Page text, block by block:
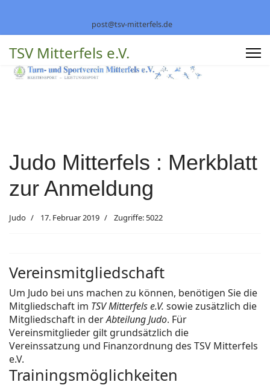
post@tsv-mitterfels.de
TSV Mitterfels e.V.
Judo Mitterfels : Merkblatt
zur Anmeldung
Judo 17. Februar 2019 Zugriffe: 5022
Vereinsmitgliedschaft
Um Judo bei uns machen zu können, benötigen Sie die
Mitgliedschaft im TSV Mitterfels e.V. sowie zusätzlich die
Mitgliedschaft in derAbteilung Judo. Für
Vereinsmitglieder gilt grundsätzlich die
Vereinssatzung und Finanzordnung des TSV Mitterfels
e.V.
Trainingsmöglichkeiten